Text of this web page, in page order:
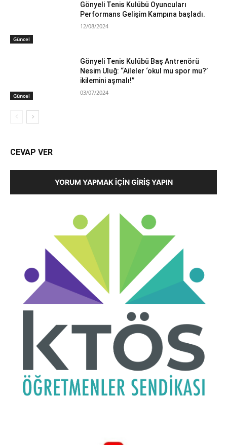
Güncel
Gönyeli Tenis Kulübü Oyuncuları
Performans Gelişim Kampına başladı.
12/08/2024
Güncel
Gönyeli Tenis Kulübü Baş Antrenörü
Nesim Uluğ: “Aileler ‘okul mu spor mu?’
ikilemini aşmalı!”
03/07/2024
CEVAP VER
YORUM YAPMAK İÇIN GIRIŞ YAPIN